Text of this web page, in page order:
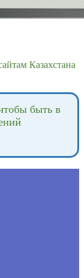
Казахстана
быть в